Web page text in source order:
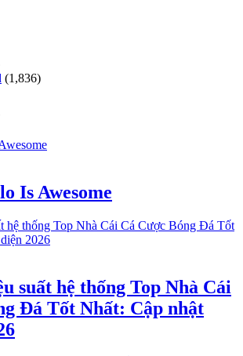
(1,836)
Is Awesome
suất hệ thống Top Nhà Cái
Đá Tốt Nhất: Cập nhật